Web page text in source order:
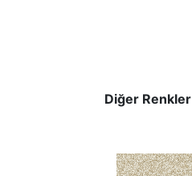
Diğer Renkler